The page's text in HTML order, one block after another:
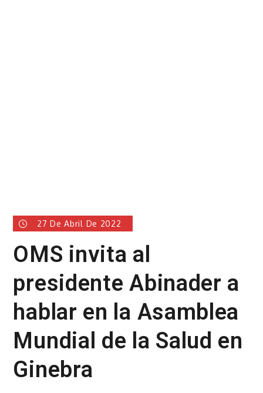
27 De Abril De 2022
OMS invita al
presidente Abinader a
hablar en la Asamblea
Mundial de la Salud en
Ginebra